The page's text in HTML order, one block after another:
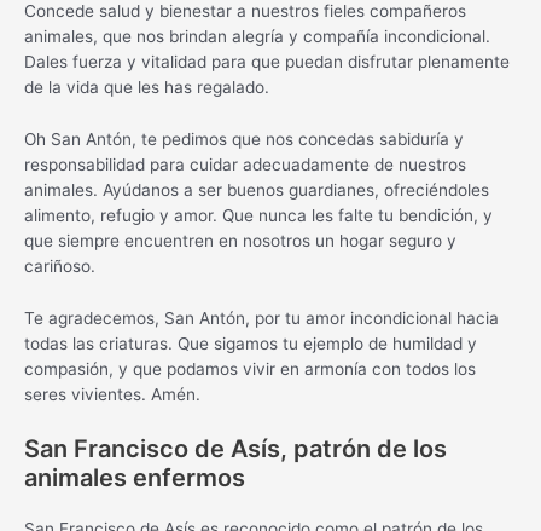
Concede salud y bienestar a nuestros fieles compañeros
animales, que nos brindan alegría y compañía incondicional.
Dales fuerza y vitalidad para que puedan disfrutar plenamente
de la vida que les has regalado.
Oh San Antón, te pedimos que nos concedas sabiduría y
responsabilidad para cuidar adecuadamente de nuestros
animales. Ayúdanos a ser buenos guardianes, ofreciéndoles
alimento, refugio y amor. Que nunca les falte tu bendición, y
que siempre encuentren en nosotros un hogar seguro y
cariñoso.
Te agradecemos, San Antón, por tu amor incondicional hacia
todas las criaturas. Que sigamos tu ejemplo de humildad y
compasión, y que podamos vivir en armonía con todos los
seres vivientes. Amén.
San Francisco de Asís, patrón de los
animales enfermos